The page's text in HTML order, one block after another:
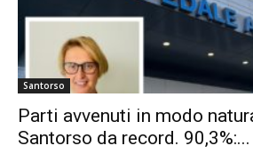
Santorso
Parti avvenuti in modo
Santorso da record. 90,3%:...